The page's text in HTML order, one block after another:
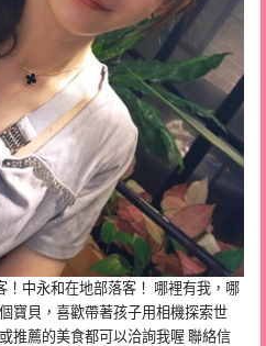
！中永和在地部落客！ 哪裡有我，哪
寶貝，喜歡帶著孩子用相機探索世
推薦的美食都可以洽詢我喔 聯絡信